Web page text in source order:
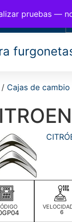
pruebas —
/ Cajas de cambio
6